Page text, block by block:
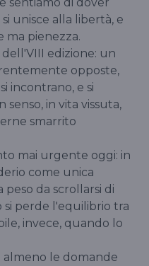
unisce alla libertà, e
ma pienezza.
edizione: un
opposte,
incontrano, e si
senso, in vita vissuta,
smarrito
mai urgente oggi: in
come unica
peso da scrollarsi di
si perde l'equilibrio tra
invece, quando lo
le domande